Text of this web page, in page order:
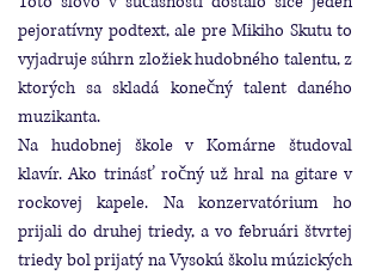
pejoratívny podtext, ale pre Mikiho Skutu to
vyjadruje súhrn zložiek hudobného talentu, z
ktorých sa skladá konečný talent daného
muzikanta.
Na hudobnej škole v Komárne študoval
klavír. Ako trinásť ročný už hral na gitare v
rockovej kapele. Na konzervatórium ho
prijali do druhej triedy, a vo februári štvrtej
triedy bol prijatý na Vysokú školu múzických